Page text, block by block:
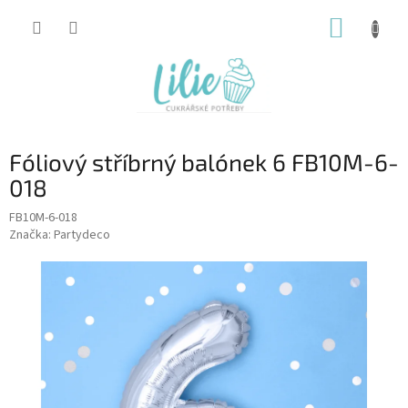
Fóliový stříbrný balónek 6 FB10M-6-
018
FB10M-6-018
Značka: Partydeco